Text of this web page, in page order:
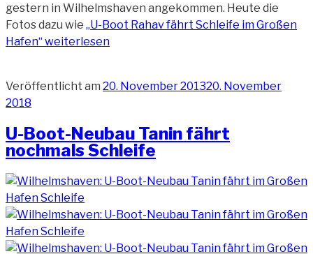
gestern in Wilhelmshaven angekommen. Heute die
Fotos dazu wie „U-Boot Rahav fährt Schleife im Großen
Hafen“weiterlesen
Veröffentlicht am 20. November 201320. November
2018
U-Boot-Neubau Tanin fährt
nochmals Schleife